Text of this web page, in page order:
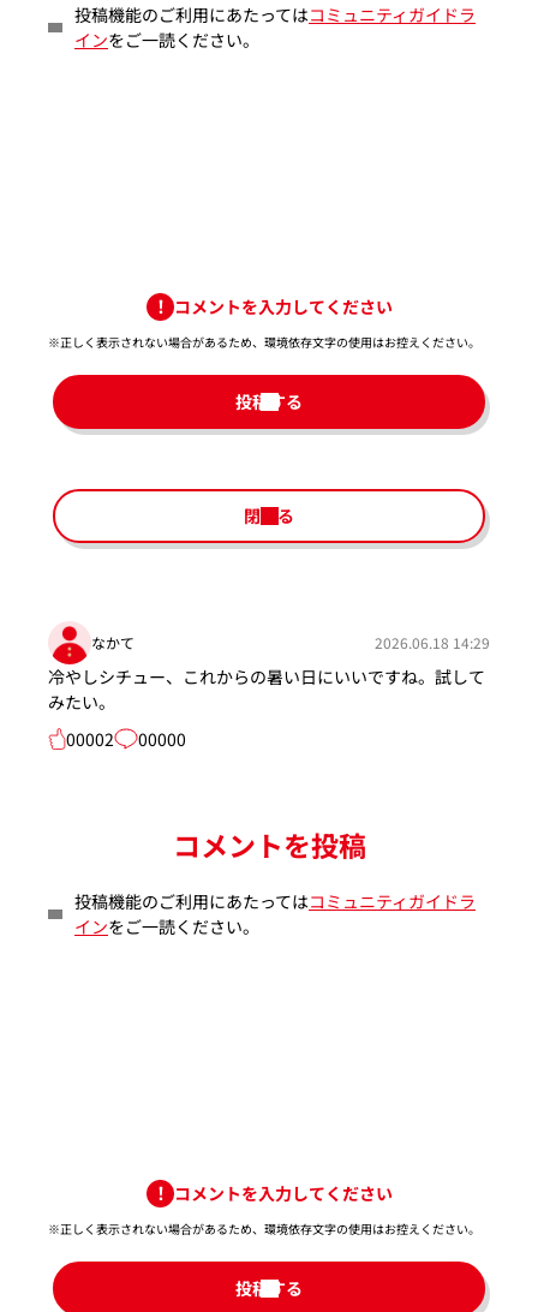
投稿機能のご利用にあたってはコミュニティガイドラ
インをご一読ください。
コメントを入力してください
※正しく表示されない場合があるため、環境依存文字の使用はお控えください。​
投稿する
閉じる
なかて 2026.06.18 14:29
冷やしシチュー、これからの暑い日にいいですね。試して
みたい。
00002
00000
コメントを投稿
投稿機能のご利用にあたってはコミュニティガイドラ
インをご一読ください。
コメントを入力してください
※正しく表示されない場合があるため、環境依存文字の使用はお控えください。​
投稿する